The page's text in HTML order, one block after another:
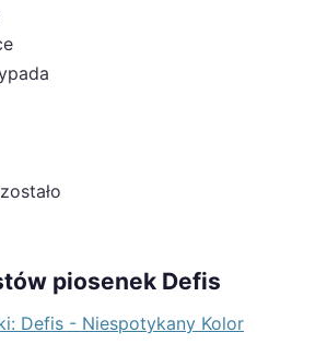
piosenek Defis
Defis - Niespotykany Kolor